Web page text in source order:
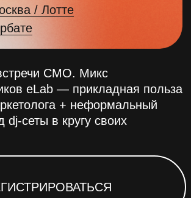
+ неформальный
в кругу своих